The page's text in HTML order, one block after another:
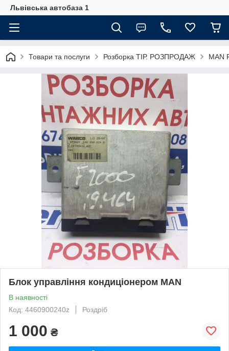
Львівська автобаза 1
Товари та послуги Розборка ТІР. РОЗПРОДАЖ MAN
Блок управління кондиціонером MAN
В наявності
Код: 4460900240z
Роздріб
1 000 ₴